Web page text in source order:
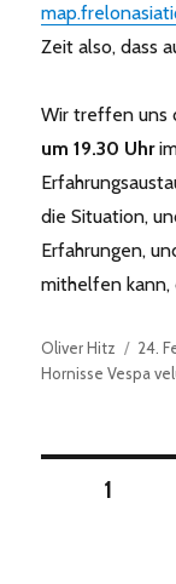
Zeit also, dass
Wir treffen uns
um 19.30 Uhr
die Situation,
Erfahrungen,
mithelfen kann,
Autor
Oliver Hitz
am
24.
Hornisse Vespa
1